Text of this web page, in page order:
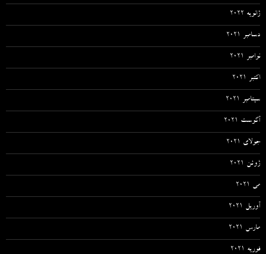
ژانویه 2022
دسامبر 2021
نوامبر 2021
اکتبر 2021
سپتامبر 2021
آگوست 2021
جولای 2021
ژوئن 2021
می 2021
آوریل 2021
مارس 2021
فوریه 2021